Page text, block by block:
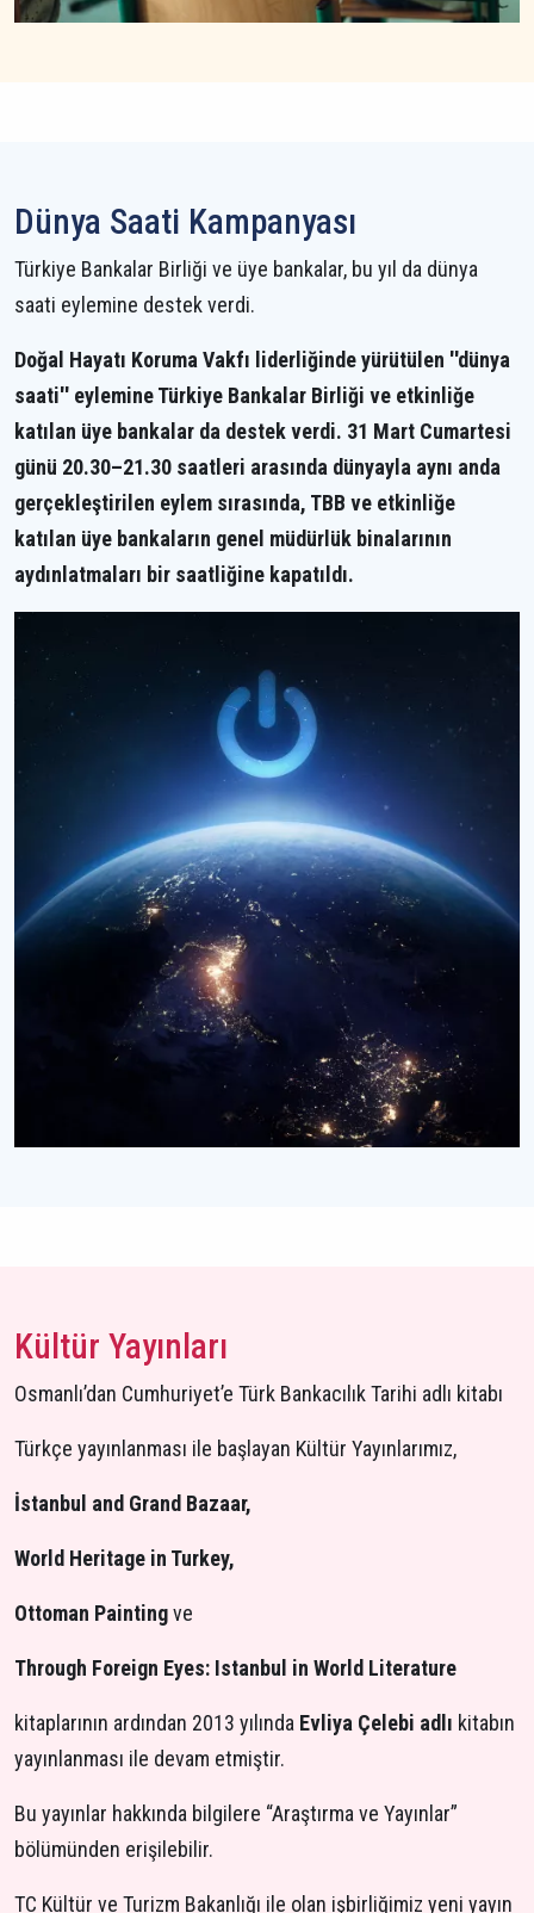
Dünya Saati Kampanyası
Türkiye Bankalar Birliği ve üye bankalar, bu yıl da dünya
saati eylemine destek verdi.
Doğal Hayatı Koruma Vakfı liderliğinde yürütülen ''dünya
saati'' eylemine Türkiye Bankalar Birliği ve etkinliğe
katılan üye bankalar da destek verdi. 31 Mart Cumartesi
günü 20.30–21.30 saatleri arasında dünyayla aynı anda
gerçekleştirilen eylem sırasında, TBB ve etkinliğe
katılan üye bankaların genel müdürlük binalarının
aydınlatmaları bir saatliğine kapatıldı.
Kültür Yayınları
Osmanlı’dan Cumhuriyet’e Türk Bankacılık Tarihi adlı kitabı
Türkçe yayınlanması ile başlayan Kültür Yayınlarımız,
İstanbul and Grand Bazaar,
World Heritage in Turkey,
Ottoman Paintingve
Through Foreign Eyes: Istanbul in World Literature
kitaplarının ardından 2013 yılında Evliya Çelebi adlı kitabın
yayınlanması ile devam etmiştir.
Bu yayınlar hakkında bilgilere “Araştırma ve Yayınlar”
bölümünden erişilebilir.
TC Kültür ve Turizm Bakanlığı ile olan işbirliğimiz yeni yayın